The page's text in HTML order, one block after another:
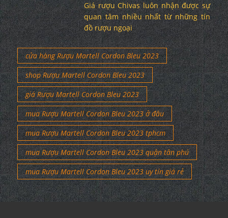
Giá rượu Chivas luôn nhận được sự
quan tâm nhiều nhất từ những tín
đồ rượu ngoại
cửa hàng Rượu Martell Cordon Bleu 2023
shop Rượu Martell Cordon Bleu 2023
giá Rượu Martell Cordon Bleu 2023
mua Rượu Martell Cordon Bleu 2023 ở đâu
mua Rượu Martell Cordon Bleu 2023 tphcm
mua Rượu Martell Cordon Bleu 2023 quận tân phú
mua Rượu Martell Cordon Bleu 2023 uy tín giá rẻ